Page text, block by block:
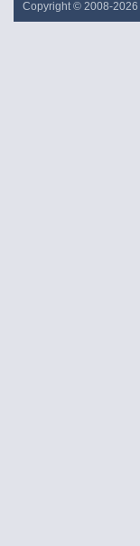
Copyright © 2008-2026